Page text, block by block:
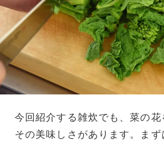
今回紹介する雑炊でも、菜の花
その美味しさがあります。ま